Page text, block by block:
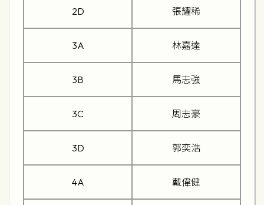
2D 張耀稀
3A 林嘉達
3B 馬志強
3C 周志豪
3D 郭奕浩
4A 戴偉健